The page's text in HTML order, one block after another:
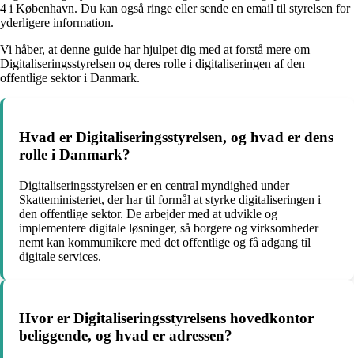
4 i København. Du kan også ringe eller sende en email til styrelsen for
yderligere information.
Vi håber, at denne guide har hjulpet dig med at forstå mere om
Digitaliseringsstyrelsen og deres rolle i digitaliseringen af den
offentlige sektor i Danmark.
Hvad er Digitaliseringsstyrelsen, og hvad er dens
rolle i Danmark?
Digitaliseringsstyrelsen er en central myndighed under
Skatteministeriet, der har til formål at styrke digitaliseringen i
den offentlige sektor. De arbejder med at udvikle og
implementere digitale løsninger, så borgere og virksomheder
nemt kan kommunikere med det offentlige og få adgang til
digitale services.
Hvor er Digitaliseringsstyrelsens hovedkontor
beliggende, og hvad er adressen?